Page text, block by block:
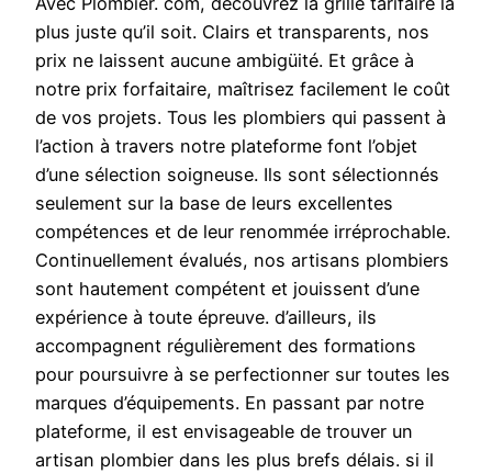
plus juste qu’il soit. Clairs et transparents, nos
prix ne laissent aucune ambigüité. Et grâce à
notre prix forfaitaire, maîtrisez facilement le coût
de vos projets. Tous les plombiers qui passent à
l’action à travers notre plateforme font l’objet
d’une sélection soigneuse. Ils sont sélectionnés
seulement sur la base de leurs excellentes
compétences et de leur renommée irréprochable.
Continuellement évalués, nos artisans plombiers
sont hautement compétent et jouissent d’une
expérience à toute épreuve. d’ailleurs, ils
accompagnent régulièrement des formations
pour poursuivre à se perfectionner sur toutes les
marques d’équipements. En passant par notre
plateforme, il est envisageable de trouver un
artisan plombier dans les plus brefs délais. si il